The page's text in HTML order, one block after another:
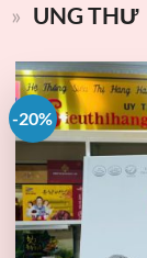
» UNG THƯ
-20%